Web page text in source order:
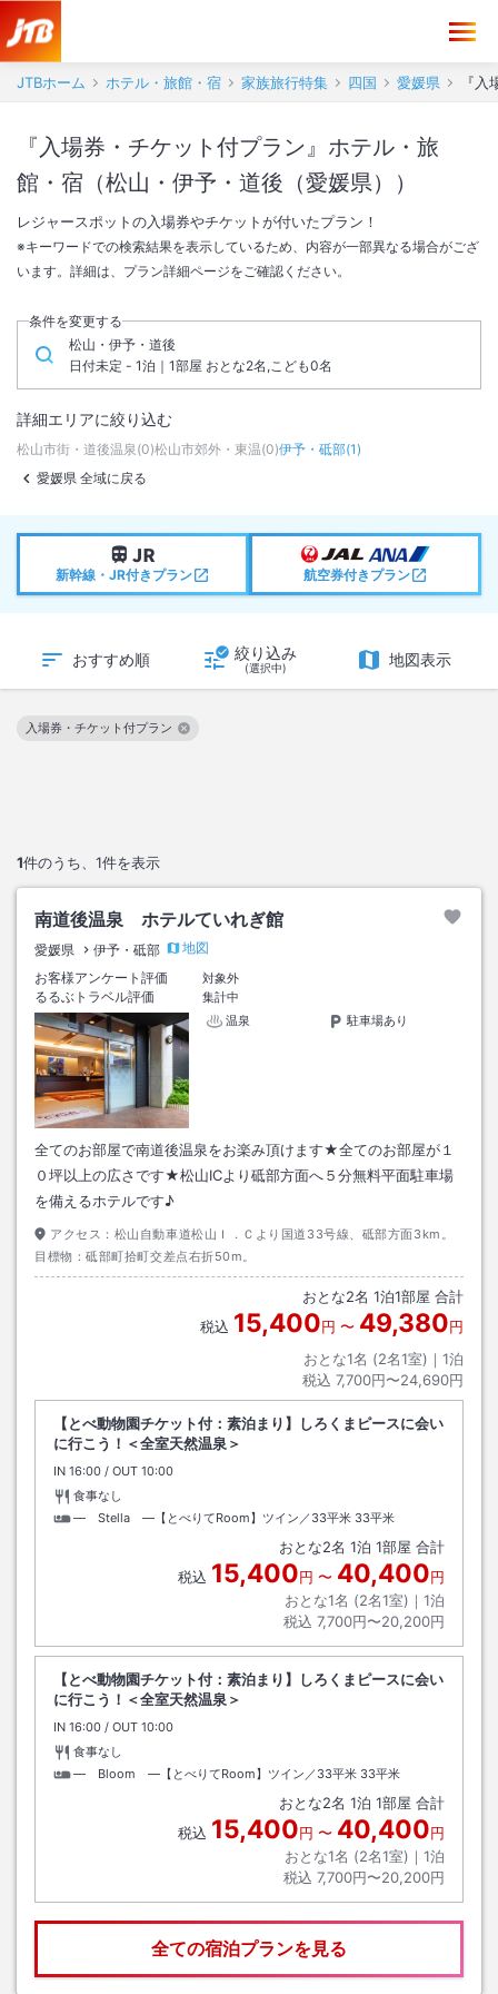
JTBホーム ホテル・旅館・宿 家族旅行特集 四国 愛媛県 『
『入場券・チケット付プラン』ホテル・旅
館・宿（松山・伊予・道後（愛媛県））
レジャースポットの入場券やチケットが付いたプラン！
※キーワードでの検索結果を表示しているため、内容が一部異なる場合がござ
います。詳細は、プラン詳細ページをご確認ください。
条件を変更する
松山・伊予・道後
日付未定 - 1泊｜1部屋 おとな2名,こども0名
詳細エリアに絞り込む
松山市街・道後温泉(0)松山市郊外・東温(0)伊予・砥部(1)
愛媛県 全域に戻る
新幹線・JR付きプラン 航空券付きプラン
おすすめ順 絞り込み
(選択中) 地図表示
1件のうち、 1件を表示
入場券・チケット付プラン
この絞り込み条件を解除
南道後温泉 ホテルていれぎ館
愛媛県 伊予・砥部
地図
お客様アンケート評価
対象外
るるぶトラベル評価
集計中
温泉
駐車場あり
全てのお部屋で南道後温泉をお楽み頂けます★全てのお部屋が１
０坪以上の広さです★松山ICより砥部方面へ５分無料平面駐車場
を備えるホテルです♪
アクセス： 松山自動車道松山Ｉ．Ｃより国道33号線、砥部方面3km。
目標物：砥部町拾町交差点右折50m。
おとな2名 1泊1部屋 合計
税込 15,400円 〜 49,380円
おとな1名 (2名1室)｜ 1泊
税込 7,700円〜24,690円
【とべ動物園チケット付：素泊まり】しろくまピースに会い
に行こう！＜全室天然温泉＞
IN チェックイン
16:00 / OUT チェックアウト
10:00
食事なし
― Stella ―【とべりてRoom】ツイン／33平米 33平米
おとな2名 1泊 1部屋 合計
税込 15,400円 〜 40,400円
おとな1名 (2名1室)｜ 1泊
税込 7,700円〜20,200円
【とべ動物園チケット付：素泊まり】しろくまピースに会い
に行こう！＜全室天然温泉＞
IN チェックイン
16:00 / OUT チェックアウト
10:00
食事なし
― Bloom ―【とべりてRoom】ツイン／33平米 33平米
おとな2名 1泊 1部屋 合計
税込 15,400円 〜 40,400円
おとな1名 (2名1室)｜ 1泊
税込 7,700円〜20,200円
全ての宿泊プランを見る